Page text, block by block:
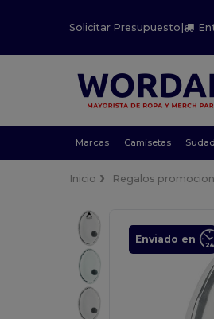
Solicitar Presupuesto |
Marcas Camisetas
Inicio Regalos
Enviado en